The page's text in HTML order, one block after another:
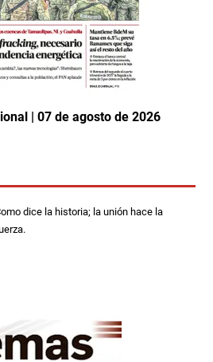
| 07 de agosto de 2026
dice la historia; la unión hace la